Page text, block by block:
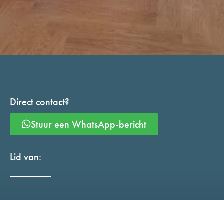
Direct contact?
Stuur een WhatsApp-bericht
Lid van: